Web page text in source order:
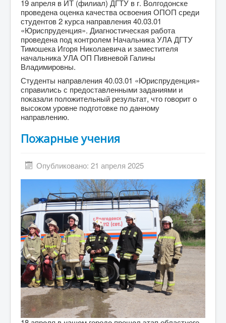
19 апреля в ИТ (филиал) ДГТУ в г. Волгодонске
проведена оценка качества освоения ОПОП среди
студентов 2 курса направления 40.03.01
«Юриспруденция». Диагностическая работа
проведена под контролем Начальника УЛА ДГТУ
Тимошека Игоря Николаевича и заместителя
начальника УЛА ОП Пивневой Галины
Владимировны.
Студенты направления 40.03.01 «Юриспруденция»
справились с предоставленными заданиями и
показали положительный результат, что говорит о
высоком уровне подготовке по данному
направлению.
Пожарные учения
Опубликовано: 21 апреля 2025